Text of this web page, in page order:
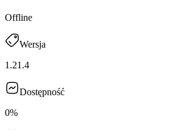
Offline
Wersja
1.21.4
Dostępność
0%